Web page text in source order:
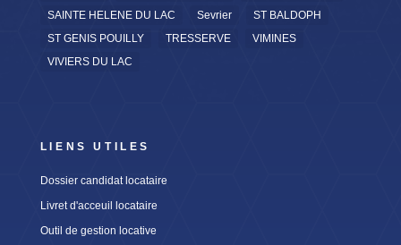
SAINTE HELENE DU LAC
Sevrier
ST BALDOPH
ST GENIS POUILLY
TRESSERVE
VIMINES
VIVIERS DU LAC
LIENS UTILES
Dossier candidat locataire
Livret d'acceuil locataire
Outil de gestion locative